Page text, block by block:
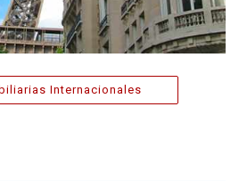
Internacionales